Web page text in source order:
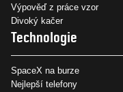
Výpověď z práce vzor
Divoký kačer
Technologie
SpaceX na burze
Nejlepší telefony